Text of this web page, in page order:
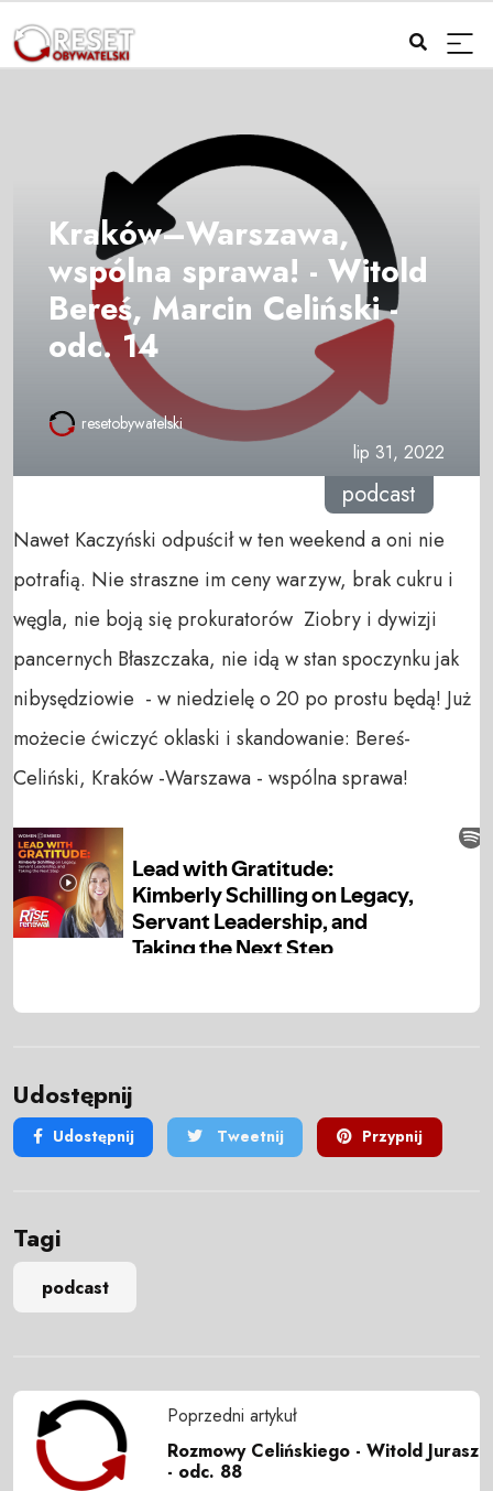
Kraków–Warszawa,
wspólna sprawa! - Witold
Bereś, Marcin Celiński -
odc. 14
resetobywatelski
lip 31, 2022
podcast
Nawet Kaczyński odpuścił w ten weekend a oni nie
potrafią. Nie straszne im ceny warzyw, brak cukru i
węgla, nie boją się prokuratorów Ziobry i dywizji
pancernych Błaszczaka, nie idą w stan spoczynku jak
nibysędziowie - w niedzielę o 20 po prostu będą! Już
możecie ćwiczyć oklaski i skandowanie: Bereś-
Celiński, Kraków -Warszawa - wspólna sprawa!
Udostępnij
Udostępnij Tweetnij Przypnij
Tagi
podcast
Poprzedni artykuł
Rozmowy Celińskiego - Witold Jurasz
- odc. 88